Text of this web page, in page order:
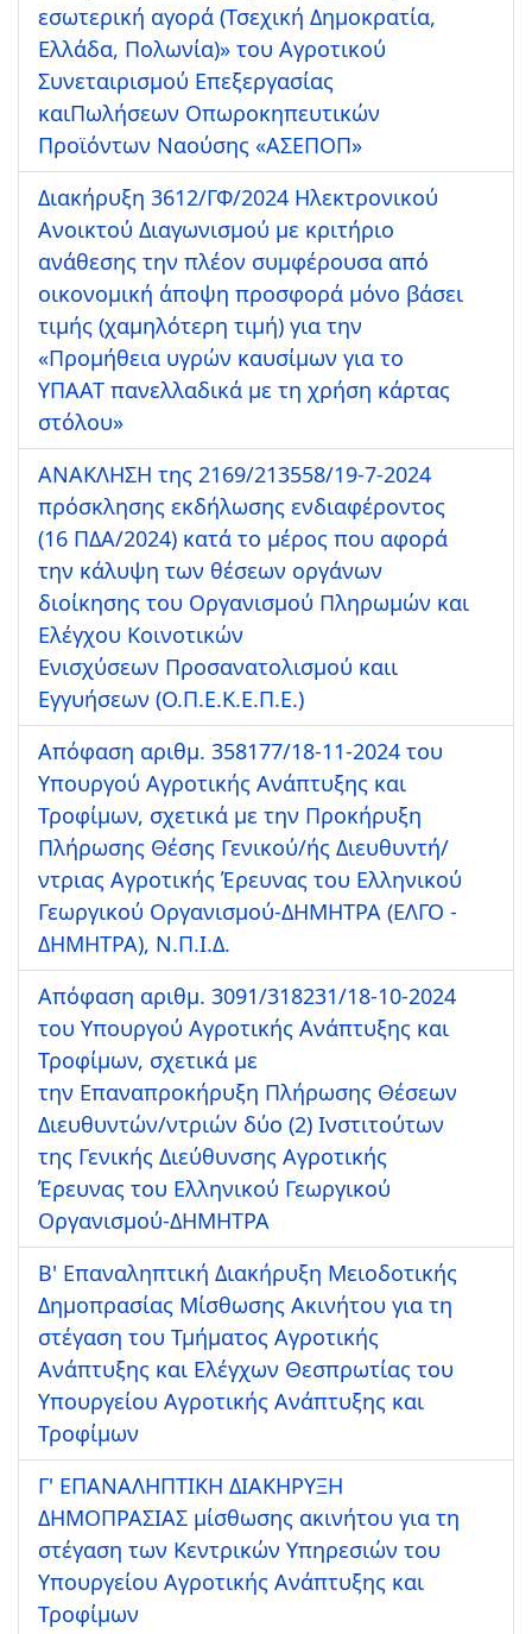
εσωτερική αγορά (Τσεχική Δημοκρατία,
Ελλάδα, Πολωνία)» του Αγροτικού
Συνεταιρισμού Επεξεργασίας
καιΠωλήσεων Οπωροκηπευτικών
Προϊόντων Ναούσης «ΑΣΕΠΟΠ»
Διακήρυξη 3612/ΓΦ/2024 Ηλεκτρονικού
Ανοικτού Διαγωνισμού με κριτήριο
ανάθεσης την πλέον συμφέρουσα από
οικονομική άποψη προσφορά μόνο βάσει
τιμής (χαμηλότερη τιμή) για την
«Προμήθεια υγρών καυσίμων για το
ΥΠΑΑΤ πανελλαδικά με τη χρήση κάρτας
στόλου»
ΑΝΑΚΛΗΣΗ της 2169/213558/19-7-2024
πρόσκλησης εκδήλωσης ενδιαφέροντος
(16 ΠΔΑ/2024) κατά το μέρος που αφορά
την κάλυψη των θέσεων οργάνων
διοίκησης του Οργανισμού Πληρωμών και
Ελέγχου Κοινοτικών
Ενισχύσεων Προσανατολισμού καιι
Εγγυήσεων (Ο.Π.Ε.Κ.Ε.Π.Ε.)
Απόφαση αριθμ. 358177/18-11-2024 του
Υπουργού Αγροτικής Ανάπτυξης και
Τροφίμων, σχετικά με την Προκήρυξη
Πλήρωσης Θέσης Γενικού/ής Διευθυντή/
ντριας Αγροτικής Έρευνας του Ελληνικού
Γεωργικού Οργανισμού-ΔΗΜΗΤΡΑ (ΕΛΓΟ -
ΔΗΜΗΤΡΑ), Ν.Π.Ι.Δ.
Απόφαση αριθμ. 3091/318231/18-10-2024
του Υπουργού Αγροτικής Ανάπτυξης και
Τροφίμων, σχετικά με
την Επαναπροκήρυξη Πλήρωσης Θέσεων
Διευθυντών/ντριών δύο (2) Ινστιτούτων
της Γενικής Διεύθυνσης Αγροτικής
Έρευνας του Ελληνικού Γεωργικού
Οργανισμού-ΔΗΜΗΤΡΑ
Β' Επαναληπτική Διακήρυξη Μειοδοτικής
Δημοπρασίας Μίσθωσης Ακινήτου για τη
στέγαση του Τμήματος Αγροτικής
Ανάπτυξης και Ελέγχων Θεσπρωτίας του
Υπουργείου Αγροτικής Ανάπτυξης και
Τροφίμων
Γ' ΕΠΑΝΑΛΗΠΤΙΚΗ ΔΙΑΚΗΡΥΞΗ
ΔΗΜΟΠΡΑΣΙΑΣ μίσθωσης ακινήτου για τη
στέγαση των Κεντρικών Υπηρεσιών του
Υπουργείου Αγροτικής Ανάπτυξης και
Τροφίμων